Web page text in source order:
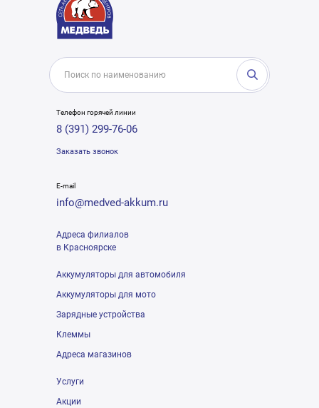
Телефон горячей линии
8 (391) 299-76-06
Заказать звонок
E-mail
info@medved-akkum.ru
Адреса филиалов
в Красноярске
Аккумуляторы для автомобиля
Аккумуляторы для мото
Зарядные устройства
Клеммы
Адреса магазинов
Услуги
Акции